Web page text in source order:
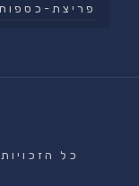
פריצת-כספות
כל הזכויות